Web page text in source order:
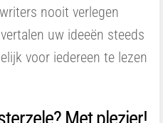
nooit verlegen
uw ideeën steeds
voor iedereen te lezen